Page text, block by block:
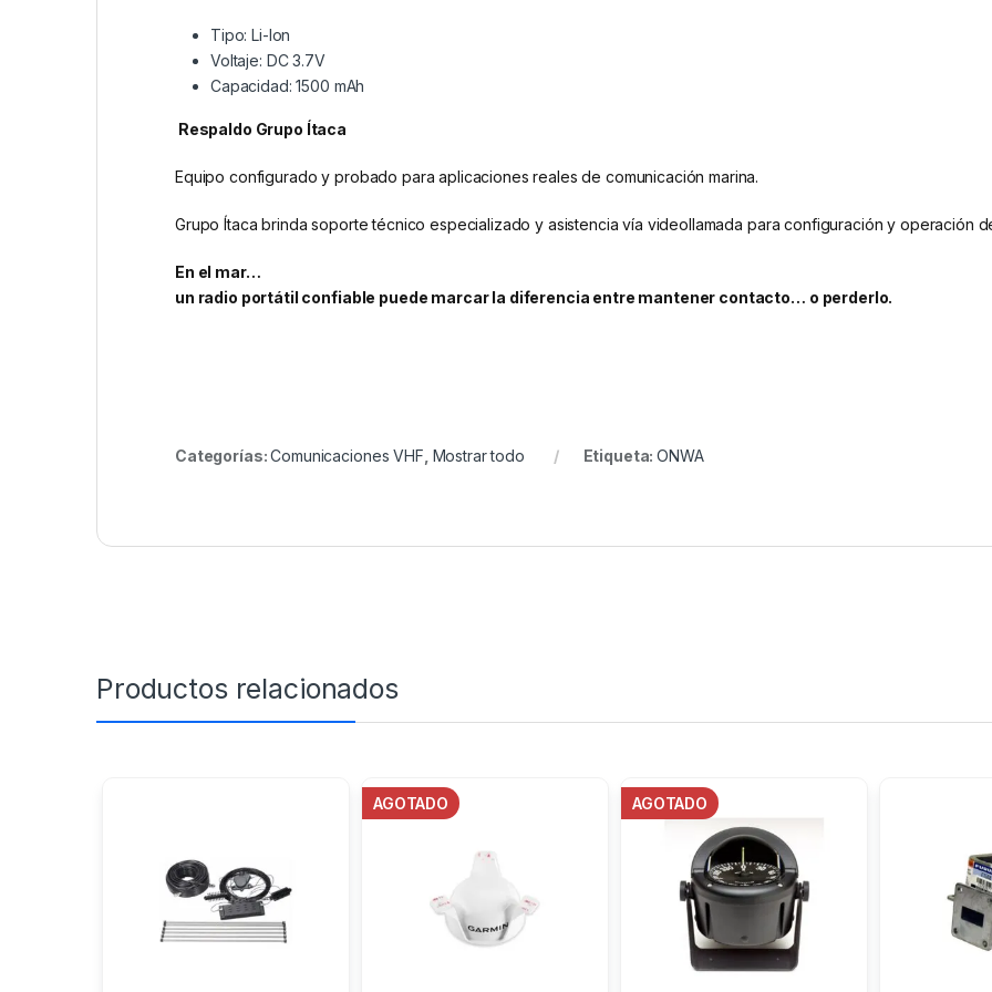
Tipo: Li-Ion
Voltaje: DC 3.7V
Capacidad: 1500 mAh
Respaldo Grupo Ítaca
Equipo configurado y probado para aplicaciones reales de comunicación marina.
Grupo Ítaca brinda soporte técnico especializado y asistencia vía videollamada para configuración y operación
En el mar…
un radio portátil confiable puede marcar la diferencia entre mantener contacto… o perderlo.
Categorías:Comunicaciones VHF Mostrar todo Etiqueta:ONWA
Productos relacionados
AGOTADO AGOTADO